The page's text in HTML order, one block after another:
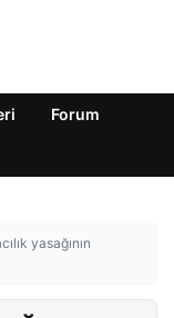
Forum
yasağının